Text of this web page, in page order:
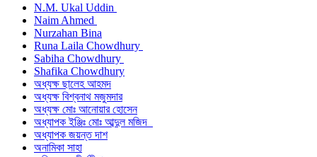
N.M. Ukal Uddin
Naim Ahmed
Nurzahan Bina
Runa Laila Chowdhury
Sabiha Chowdhury
Shafika Chowdhury
অধ্যক্ষ ছালেহ আহমদ
অধ্যক্ষ বিশ্বনাথ মজুমদার
অধ্যক্ষ মোঃ আনোয়ার হোসেন
অধ্যাপক ইঞ্জিঃ মোঃ আব্দুল মজিদ
অধ্যাপক জয়ন্ত দাশ
অনামিকা সাহা